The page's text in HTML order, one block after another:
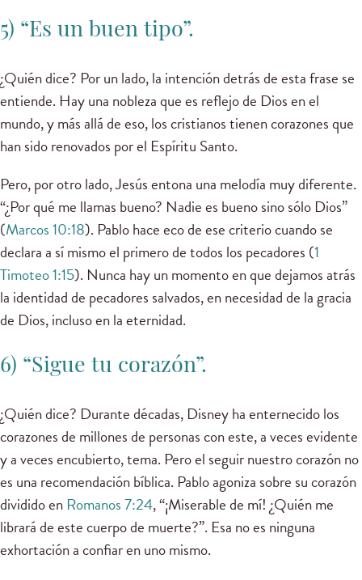
5) “Es un buen tipo”.
¿Quién dice? Por un lado, la intención detrás de esta frase se
entiende. Hay una nobleza que es reflejo de Dios en el
mundo, y más allá de eso, los cristianos tienen corazones que
han sido renovados por el Espíritu Santo.
Pero, por otro lado, Jesús entona una melodía muy diferente.
“¿Por qué me llamas bueno? Nadie es bueno sino sólo Dios”
(Marcos 10:18). Pablo hace eco de ese criterio cuando se
declara a sí mismo el primero de todos los pecadores (1
Timoteo 1:15). Nunca hay un momento en que dejamos atrás
la identidad de pecadores salvados, en necesidad de la gracia
de Dios, incluso en la eternidad.
6) “Sigue tu corazón”.
¿Quién dice? Durante décadas, Disney ha enternecido los
corazones de millones de personas con este, a veces evidente
y a veces encubierto, tema. Pero el seguir nuestro corazón no
es una recomendación bíblica. Pablo agoniza sobre su corazón
dividido en Romanos 7:24, “¡Miserable de mí! ¿Quién me
librará de este cuerpo de muerte?”. Esa no es ninguna
exhortación a confiar en uno mismo.